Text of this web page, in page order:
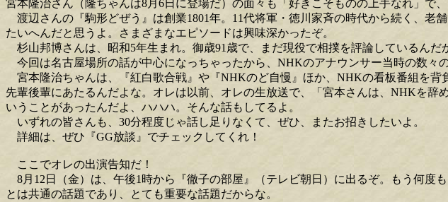
宮本隆治さん（隆ちゃんは8月6日に登場だ）の面々も「好きこそものの上手なれ」で
渡辺さんの『駒形どぜう』は創業1801年。11代将軍・徳川家斉の時代から続く、老
たいへんだと思うよ。さまざまなエピソードは興味深かったぞ。
杉山邦博さんは、昭和5年生まれ。御歳91歳で、まだ現役で相撲を評論しているん
今回は名古屋場所の話が中心になっちゃったから、NHKのアナウンサー当時の数々
宮本隆治ちゃんは、『紅白歌合戦』や『NHKのど自慢』ほか、NHKの看板番組を
先輩後輩にあたるんだよな。オレは以前、オレの生放送で、「宮本さんは、NHKを
いうことがあったんだよ、ハハハ。そんな話もしてるよ。
いずれの皆さんも、30分程度じゃ話し足りなくて、ぜひ、またお招きしたいよ。
詳細は、ぜひ『GG放談』でチェックしてくれ！
ここでオレの出演告知だ！
8月12日（金）は、午後1時から『徹子の部屋』（テレビ朝日）に出るぞ。もう何度
とは共通の話題であり、とても重要な話題だからな。